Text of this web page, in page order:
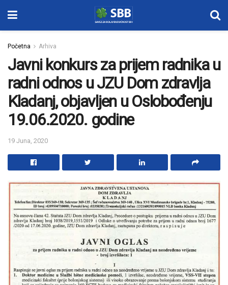
Početna Arhiva
Javni konkurs za prijem radnika u
radni odnos u JZU Dom zdravlja
Kladanj, objavljen u Oslobođenju
19.06.2020. godine
19 Juna, 2020